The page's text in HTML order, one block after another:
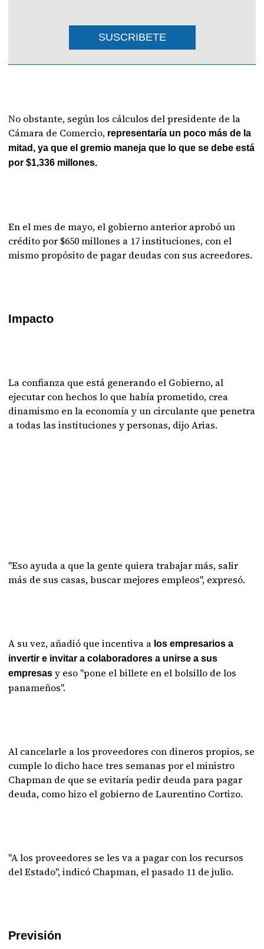
SUSCRIBETE
No obstante, según los cálculos del presidente de la
Cámara de Comercio, representaría un poco más de la
mitad, ya que el gremio maneja que lo que se debe está
por $1,336 millones.
En el mes de mayo, el gobierno anterior aprobó un
crédito por $650 millones a 17 instituciones, con el
mismo propósito de pagar deudas con sus acreedores.
Impacto
La confianza que está generando el Gobierno, al
ejecutar con hechos lo que había prometido, crea
dinamismo en la economía y un circulante que penetra
a todas las instituciones y personas, dijo Arias.
"Eso ayuda a que la gente quiera trabajar más, salir
más de sus casas, buscar mejores empleos", expresó.
A su vez, añadió que incentiva a los empresarios a
invertir e invitar a colaboradores a unirse a sus
empresasy eso "pone el billete en el bolsillo de los
panameños".
Al cancelarle a los proveedores con dineros propios, se
cumple lo dicho hace tres semanas por el ministro
Chapman de que se evitaría pedir deuda para pagar
deuda, como hizo el gobierno de Laurentino Cortizo.
"A los proveedores se les va a pagar con los recursos
del Estado", indicó Chapman, el pasado 11 de julio.
Previsión